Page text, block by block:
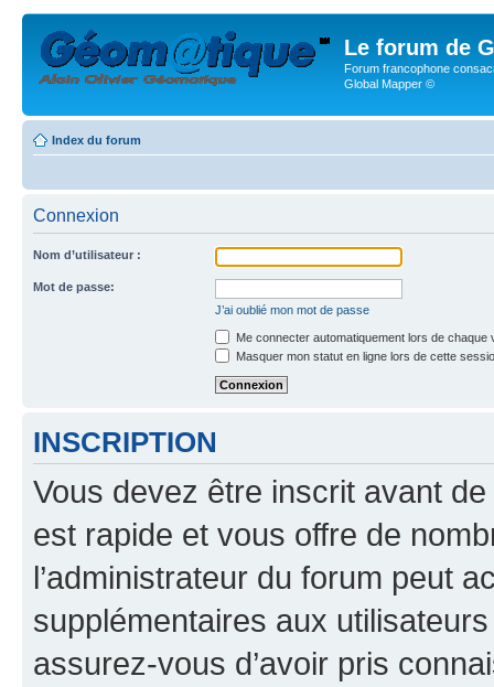
Le forum de
Forum francophone
Global Mapper ©
Index du forum
Connexion
Nom d’utilisateur :
Mot de passe:
J’ai oublié mon mot de passe
Me connecter automatiquement lors de chaque
Masquer mon statut en ligne lors de cette
INSCRIPTION
Vous devez être inscrit avant
est rapide et vous offre de
l’administrateur du forum peut
supplémentaires aux
assurez-vous d’avoir pris